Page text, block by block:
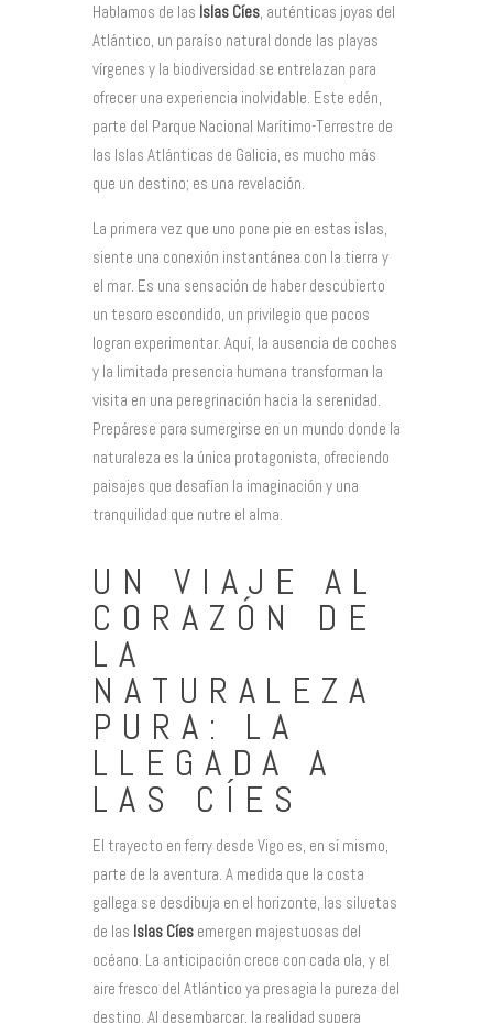
Hablamos de las Islas Cíes, auténticas joyas del
Atlántico, un paraíso natural donde las playas
vírgenes y la biodiversidad se entrelazan para
ofrecer una experiencia inolvidable. Este edén,
parte del Parque Nacional Marítimo-Terrestre de
las Islas Atlánticas de Galicia, es mucho más
que un destino; es una revelación.
La primera vez que uno pone pie en estas islas,
siente una conexión instantánea con la tierra y
el mar. Es una sensación de haber descubierto
un tesoro escondido, un privilegio que pocos
logran experimentar. Aquí, la ausencia de coches
y la limitada presencia humana transforman la
visita en una peregrinación hacia la serenidad.
Prepárese para sumergirse en un mundo donde la
naturaleza es la única protagonista, ofreciendo
paisajes que desafían la imaginación y una
tranquilidad que nutre el alma.
UN VIAJE AL
CORAZÓN DE
LA
NATURALEZA
PURA: LA
LLEGADA A
LAS CÍES
El trayecto en ferry desde Vigo es, en sí mismo,
parte de la aventura. A medida que la costa
gallega se desdibuja en el horizonte, las siluetas
de las Islas Cíes emergen majestuosas del
océano. La anticipación crece con cada ola, y el
aire fresco del Atlántico ya presagia la pureza del
destino. Al desembarcar, la realidad supera